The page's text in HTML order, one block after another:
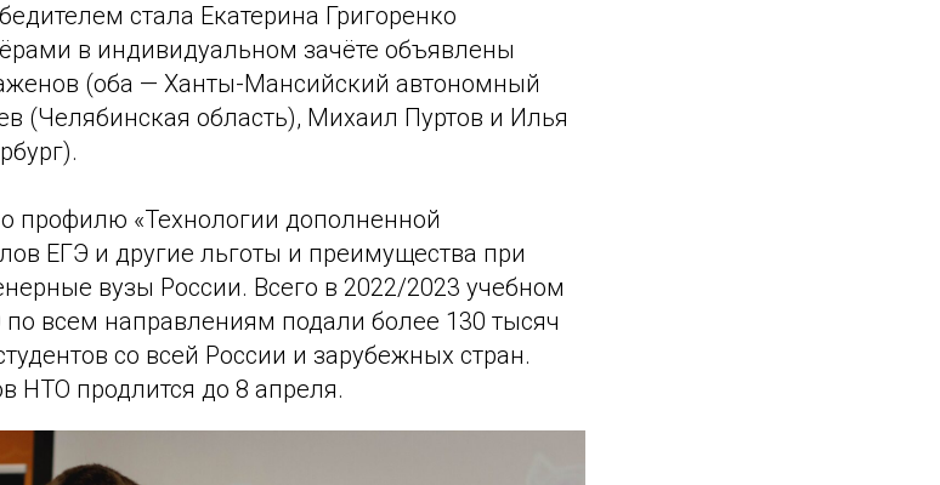
стала Екатерина Григоренко
в индивидуальном зачёте объявлены
(оба — Ханты-Мансийский автономный
(Челябинская область), Михаил Пуртов и Илья
профилю «Технологии дополненной
ЕГЭ и другие льготы и преимущества при
вузы России. Всего в 2022/2023 учебном
по всем направлениям подали более 130 тысяч
со всей России и зарубежных стран.
НТО продлится до 8 апреля.